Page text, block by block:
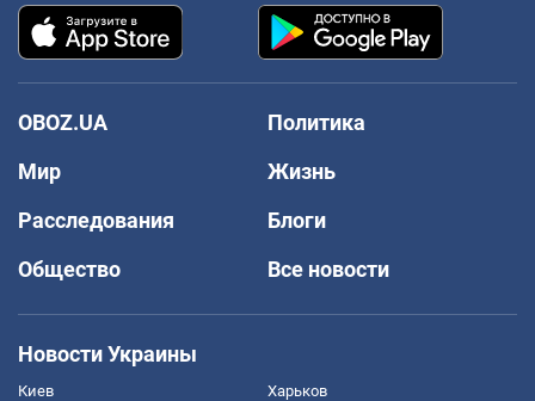
OBOZ.UA
Политика
Мир
Жизнь
Расследования
Блоги
Общество
Все новости
Новости Украины
Киев Харьков